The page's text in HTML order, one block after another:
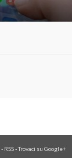
- RSS-Trovaci su Google+